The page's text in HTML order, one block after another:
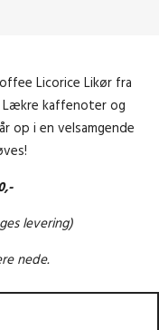
Licorice Likør fra
Lækre kaffenoter og
op i en velsamgende
levering)
nede.